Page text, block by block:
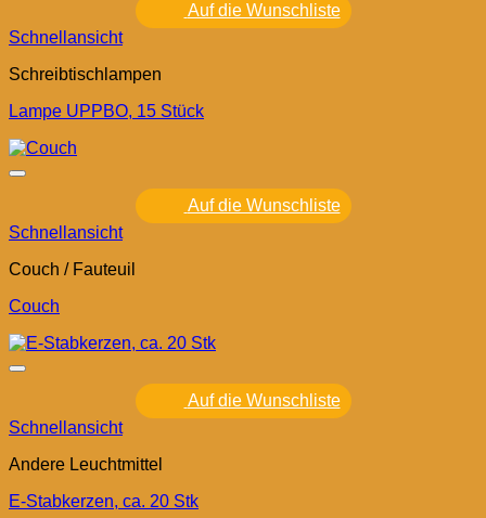
Auf die Wunschliste
Schnellansicht
Schreibtischlampen
Lampe UPPBO, 15 Stück
Auf die Wunschliste
Schnellansicht
Couch / Fauteuil
Couch
Auf die Wunschliste
Schnellansicht
Andere Leuchtmittel
E-Stabkerzen, ca. 20 Stk